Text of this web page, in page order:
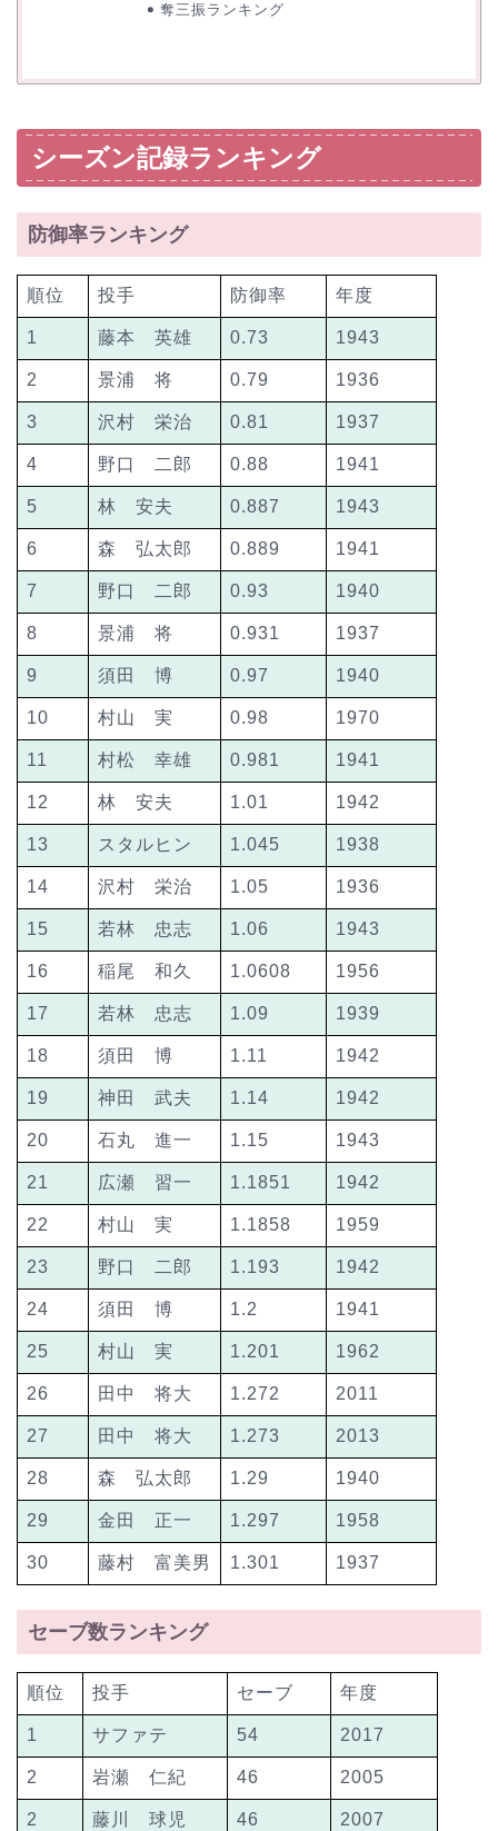
奪三振ランキング
シーズン記録ランキング
防御率ランキング
順位 投手 防御率 年度
1 藤本 英雄 0.73 1943
2 景浦 将 0.79 1936
3 沢村 栄治 0.81 1937
4 野口 二郎 0.88 1941
5 林 安夫 0.887 1943
6 森 弘太郎 0.889 1941
7 野口 二郎 0.93 1940
8 景浦 将 0.931 1937
9 須田 博 0.97 1940
10 村山 実 0.98 1970
11 村松 幸雄 0.981 1941
12 林 安夫 1.01 1942
13 スタルヒン 1.045 1938
14 沢村 栄治 1.05 1936
15 若林 忠志 1.06 1943
16 稲尾 和久 1.0608 1956
17 若林 忠志 1.09 1939
18 須田 博 1.11 1942
19 神田 武夫 1.14 1942
20 石丸 進一 1.15 1943
21 広瀬 習一 1.1851 1942
22 村山 実 1.1858 1959
23 野口 二郎 1.193 1942
24 須田 博 1.2 1941
25 村山 実 1.201 1962
26 田中 将大 1.272 2011
27 田中 将大 1.273 2013
28 森 弘太郎 1.29 1940
29 金田 正一 1.297 1958
30 藤村 富美男 1.301 1937
セーブ数ランキング
順位 投手 セーブ 年度
1 サファテ 54 2017
2 岩瀬 仁紀 46 2005
2 藤川 球児 46 2007